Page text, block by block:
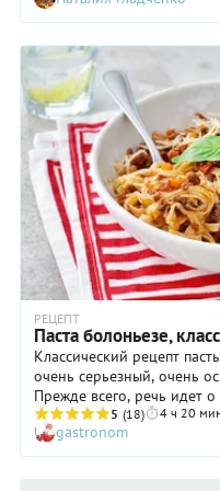
занимало чуть ли не
старый рецепт соуса,
название), состоял совсем
куриной печенки,
мире дело обстоит иначе.
болоньезе из мяса и
тушит ингредиенты в
случае полчаса). Кстати,
«самый правильный
существует. Каждая
болоньезе продукты по
перец, шампиньоны,
вариант идеальным.
рецепт спагетти
простой, быстрый и
РЕЦЕПТ
Паста болоньезе,
Классический рецепт
очень серьезный, очень
Прежде всего, речь идет
минимальном огне целых
требование оправдано
болонски, прототип
5 (18) 4 ч 20
gastronom